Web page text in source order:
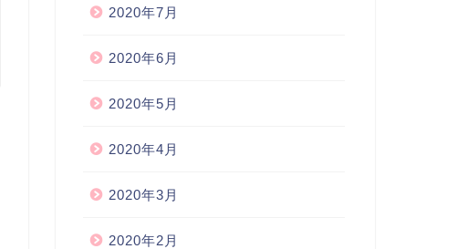
2020年7月
2020年6月
2020年5月
2020年4月
2020年3月
2020年2月